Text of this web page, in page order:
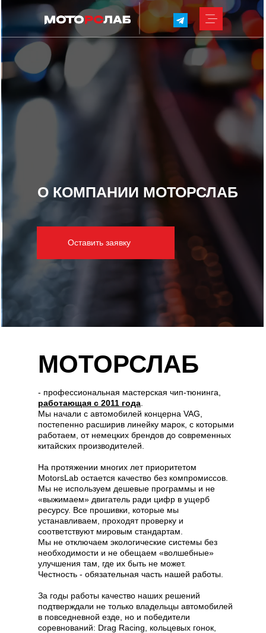
О КОМПАНИИ МОТОРСЛАБ
Оставить заявку
МОТОРСЛАБ
- профессиональная мастерская чип-тюнинга,
работающая с 2011 года
Мы начали с автомобилей концерна VAG,
постепенно расширив линейку марок, с которыми
работаем, от немецких брендов до современных
китайских производителей.
На протяжении многих лет приоритетом
MotorsLab остается качество без компромиссов.
Мы не используем дешевые программы и не
«выжимаем» двигатель ради цифр в ущерб
ресурсу. Все прошивки, которые мы
устанавливаем, проходят проверку и
соответствуют мировым стандартам.
Мы не отключаем экологические системы без
необходимости и не обещаем «волшебные»
улучшения там, где их быть не может.
Честность - обязательная часть нашей работы.
За годы работы качество наших решений
подтверждали не только владельцы автомобилей
в повседневной езде, но и победители
соревнований: Drag Racing, кольцевых гонок,